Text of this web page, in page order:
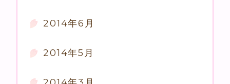
2014年6月
2014年5月